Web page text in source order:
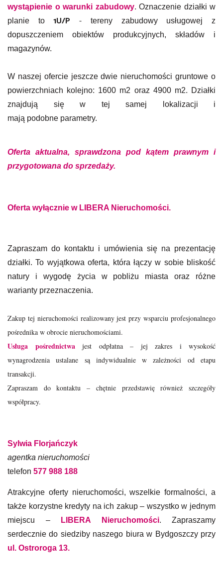
wystąpienie o warunki zabudowy. Oznaczenie działki w
planie to
1U/P -
tereny zabudowy usługowej z
dopuszczeniem obiektów produkcyjnych, składów i
magazynów.
W naszej ofercie jeszcze dwie nieruchomości gruntowe o
powierzchniach kolejno: 1600 m2 oraz 4900 m2. Działki
znajdują się w tej samej lokalizacji i
mają podobne parametry.
Oferta aktualna, sprawdzona pod kątem prawnym i
przygotowana do sprzedaży.
Oferta wyłącznie w LIBERA Nieruchomości.
Zapraszam do kontaktu i umówienia się na prezentację
działki. To wyjątkowa oferta, która łączy w sobie bliskość
natury i wygodę życia w pobliżu miasta oraz różne
warianty przeznaczenia.
Zakup tej nieruchomości realizowany jest przy wsparciu profesjonalnego
pośrednika w obrocie nieruchomościami.
Usługa pośrednictwajest odpłatna – jej zakres i wysokość
wynagrodzenia ustalane są indywidualnie w zależności od etapu
transakcji.
Zapraszam do kontaktu – chętnie przedstawię również szczegóły
współpracy.
Sylwia Florjańczyk
agentka nieruchomości
telefon 577 988 188
Atrakcyjne oferty nieruchomości, wszelkie formalności, a
także korzystne kredyty na ich zakup – wszystko w jednym
miejscu –
LIBERA Nieruchomości. Zapraszamy
serdecznie do siedziby naszego biura w Bydgoszczy przy
ul. Ostroroga 13.